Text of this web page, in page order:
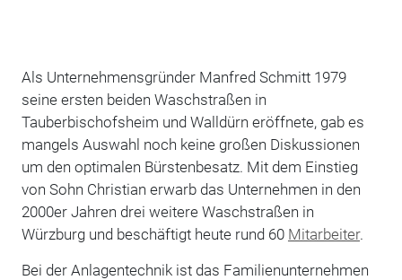
Als Unternehmensgründer Manfred Schmitt 1979
seine ersten beiden Waschstraßen in
Tauberbischofsheim und Walldürn eröffnete, gab es
mangels Auswahl noch keine großen Diskussionen
um den optimalen Bürstenbesatz. Mit dem Einstieg
von Sohn Christian erwarb das Unternehmen in den
2000er Jahren drei weitere Waschstraßen in
Würzburg und beschäftigt heute rund 60 Mitarbeiter.
Bei der Anlagentechnik ist das Familienunternehmen